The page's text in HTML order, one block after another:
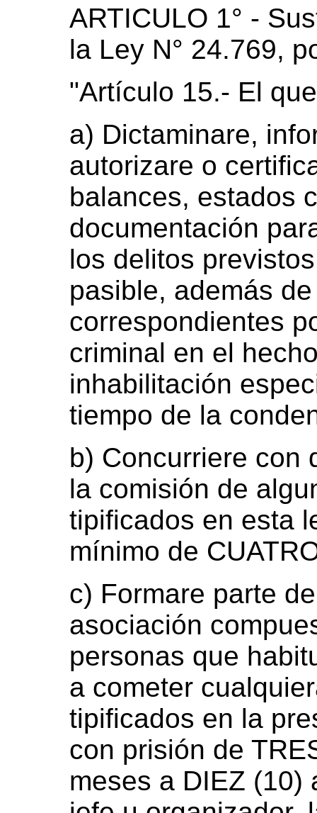
ARTICULO 1° -
la Ley N° 24.769,
"Artículo 15.- El
a) Dictaminare,
autorizare o
balances, estados
documentación
los delitos
pasible, además
correspondientes
criminal en el
inhabilitación
tiempo de la
b) Concurriere con
la comisión de
tipificados en esta
mínimo de
c) Formare parte
asociación
personas que
a cometer
tipificados en la
con prisión de
meses a DIEZ (10)